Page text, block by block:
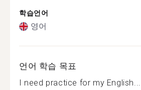
학습언어
영어
언어 학습 목표
I need practice for my English...